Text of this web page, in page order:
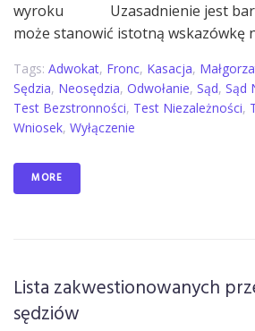
wyroku Uzasadnienie jest
może stanowić istotną wskazówkę
Tags: Adwokat, Fronc, Kasacja,
Sędzia, Neosędzia, Odwołanie, Sąd, Sąd
Test Bezstronności, Test Niezależności,
Wniosek, Wyłączenie
MORE
Lista zakwestionowanych
sędziów